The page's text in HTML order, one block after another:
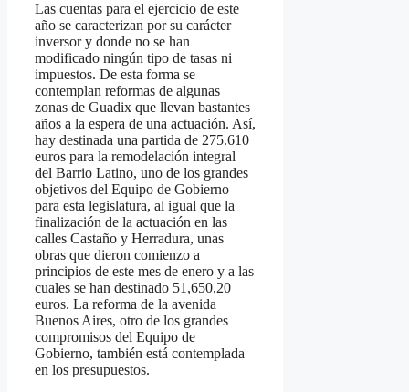
Las cuentas para el ejercicio de este
año se caracterizan por su carácter
inversor y donde no se han
modificado ningún tipo de tasas ni
impuestos. De esta forma se
contemplan reformas de algunas
zonas de Guadix que llevan bastantes
años a la espera de una actuación. Así,
hay destinada una partida de 275.610
euros para la remodelación integral
del Barrio Latino, uno de los grandes
objetivos del Equipo de Gobierno
para esta legislatura, al igual que la
finalización de la actuación en las
calles Castaño y Herradura, unas
obras que dieron comienzo a
principios de este mes de enero y a las
cuales se han destinado 51,650,20
euros. La reforma de la avenida
Buenos Aires, otro de los grandes
compromisos del Equipo de
Gobierno, también está contemplada
en los presupuestos.